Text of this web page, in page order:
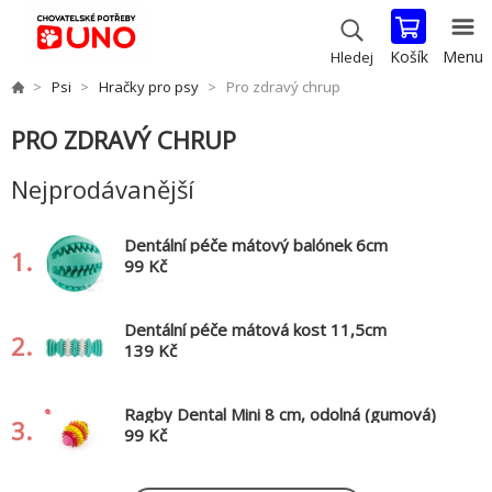
Hledej Košík Menu
Psi Hračky pro psy Pro zdravý chrup
PRO ZDRAVÝ CHRUP
Nejprodávanější
1.
Dentální péče mátový balónek 6cm
99 Kč
2.
Dentální péče mátová kost 11,5cm
HipHop
139 Kč
3.
Ragby Dental Mini 8 cm, odolná (gumová)
hračka z tvrdé gumy
99 Kč